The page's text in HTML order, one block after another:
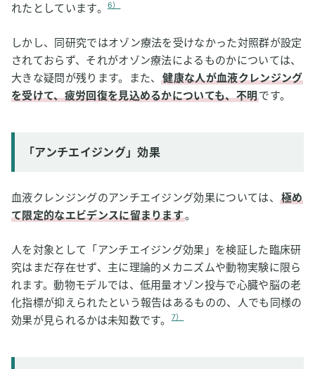
れたとしています。6）
しかし、同研究ではオゾン療法を受けなかった対照群が設定
されておらず、それがオゾン療法によるものかについては、
大きな疑問が残ります。また、健康な人が血液クレンジング
を受けて、疲労回復を見込めるかについても、不明です。
「アンチエイジング」効果
血液クレンジングのアンチエイジング効果については、
極め
て限定的なエビデンスに留まります。
人を対象として「アンチエイジング効果」を検証した臨床研
究はまだ存在せず、主に理論的メカニズムや動物実験に限ら
れます。動物モデルでは、低用量オゾン投与で心臓や脳の老
化指標が抑えられたという報告はあるものの、人でも同様の
効果が見られるかは未知数です。7）